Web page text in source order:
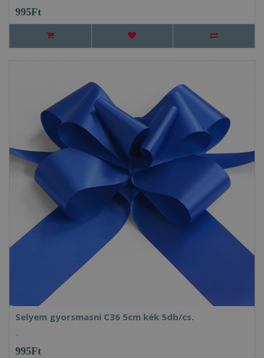
995Ft
Selyem gyorsmasni C36 5cm kék 5db/cs.
..
995Ft